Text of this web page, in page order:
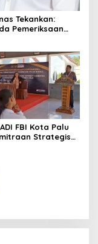
Tekankan:
Pemeriksaan
FBI Kota Palu
Strategis